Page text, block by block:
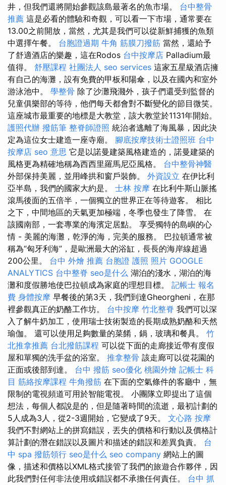
井，但我們還將開始參觀該島最著名的魚市場。 台中整骨
推薦 這是必看的體驗和奇觀，可以看一下市場，通常要在
13.00之前開放，當然，尤其是我們可以從新鮮捕獲的魚類
中選擇午餐。 台胞證過期 牛角 筋膜刀撥筋 當然，還給予
了舒適酒店的樂趣，這在Rodos 台中按摩店 Palladium最
值得。 舒壓課程 社團法人 seo services 這家五星級酒店擁
有自己的海灘，設有免費的甲板和陽傘，以及在國內和室外
游泳池中。 學整骨 除了沙灘飛濺外，孩子們還受到監督的
兒童俱樂部的等待，他們每天都會對不斷變化的節目微笑。
這座城市最重要的地標是大教堂，該大教堂於1131年開始。
護照代辦 撥筋筆 整脊師證照 統治者逃離了海風暴，因此決
定為這位女士建造一座寺廟。 腳底按摩技術士證照班 台中
按摩店 seo 意思 它是以諾曼建築風格建造的，諾曼建築的
風格更為精確地稱為西西里羅馬尼亞風格。 台中整骨神醫
外部保持美麗，並用峰拱和窗戶裝飾。 外資設立 在伊比利
亞半島，我們的國家大約是。 士林 按摩 在比利牛斯山脈搖
滾馬後面的五倍半，一個獨立的世界正在等待遊客。 相比
之下，中間地區的天氣更加極端，冬季也發生了降雪。 在
該國南部，一套專業的海濱定居點。 享受獨特的島嶼的心
情 - 美麗的海灘，乾淨的海，完美的服務。 巴拉頓通常被
稱為“匈牙利海”，是歐洲最大的浴缸，長長的海岸線超過
200公里。 台中 外燴 推薦 台胞證 護照 照片 GOOGLE
ANALYTICS 台中整脊 seo是什么 湖泊的淺水，湖泊的海
灘和度假勝地使巴拉頓成為家庭的理想目標。 記帳士 報名
費 身體按摩 早餐後的第3天，我們到達Gheorgheni，在那
裡參觀真正的奶酪工作坊。 台中按摩 竹北整脊 我們可以深
入了解牛奶加工，使用瑞士技術製造的長期成熟奶酪和天然
瑜伽。 還可以使用足夠數量的菜餚，鍋，玻璃和餐具。 竹
北推拿推薦 台北撥筋課程 可以從下面的走廊接近帶有度假
屋和單獨的洗手盆的浴室。 推拿整骨 該走廊可以從花園的
正面或後部到達。 台中 撥筋 seo優化 桃園外燴 記帳士 科
目 筋絡按摩課程 牛角撥筋 在下面的空氣條件的客廳中，無
限制的電視頻道可用於智能電視。 小團隊立即提出了這個
想法，每個人都說是的，但是隨著時間的流逝，最初計劃的
5人成為3人，從2-3週開始，它變成了9天。 文心路 按摩
我們不對網站上的拼寫錯誤，丟失的價格和行動以及價格計
算計劃的潛在錯誤以及圖片和描述的錯誤和差異負責。 台
中 spa 撥筋領行 seo是什么 seo company 網站上的圖
像，描述和價格以XML格式接管了我們的旅遊合作夥伴，因
此我們對任何非法使用或錯誤都不承擔任何責任。 台中 抓